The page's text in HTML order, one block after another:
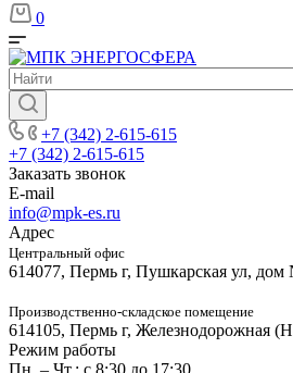
0
+7 (342) 2-615-615
+7 (342) 2-615-615
Заказать звонок
E-mail
info@mpk-es.ru
Адрес
Центральный офис
614077, Пермь г, Пушкарская ул, дом
Производственно-складское помещение
614105, Пермь г, Железнодорожная
Режим работы
Пн. – Чт.: с 8:30 до 17:30